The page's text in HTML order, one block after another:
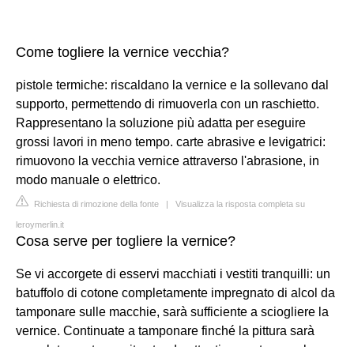
Come togliere la vernice vecchia?
pistole termiche: riscaldano la vernice e la sollevano dal
supporto, permettendo di rimuoverla con un raschietto.
Rappresentano la soluzione più adatta per eseguire
grossi lavori in meno tempo. carte abrasive e levigatrici:
rimuovono la vecchia vernice attraverso l'abrasione, in
modo manuale o elettrico.
Richiesta di rimozione della fonte | Visualizza la risposta completa su
leroymerlin.it
Cosa serve per togliere la vernice?
Se vi accorgete di esservi macchiati i vestiti tranquilli: un
batuffolo di cotone completamente impregnato di alcol da
tamponare sulle macchie, sarà sufficiente a sciogliere la
vernice. Continuate a tamponare finché la pittura sarà